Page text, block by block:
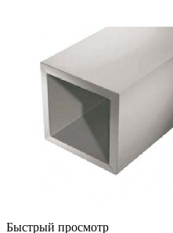
Быстрый просмотр